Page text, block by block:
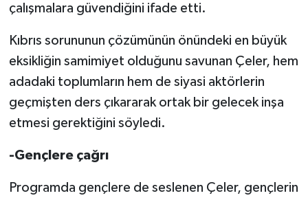
çalışmalara güvendiğini ifade etti.
Kıbrıs sorununun çözümünün önündeki en büyük
eksikliğin samimiyet olduğunu savunan Çeler, hem
adadaki toplumların hem de siyasi aktörlerin
geçmişten ders çıkararak ortak bir gelecek inşa
etmesi gerektiğini söyledi.
-Gençlere çağrı
Programda gençlere de seslenen Çeler, gençlerin